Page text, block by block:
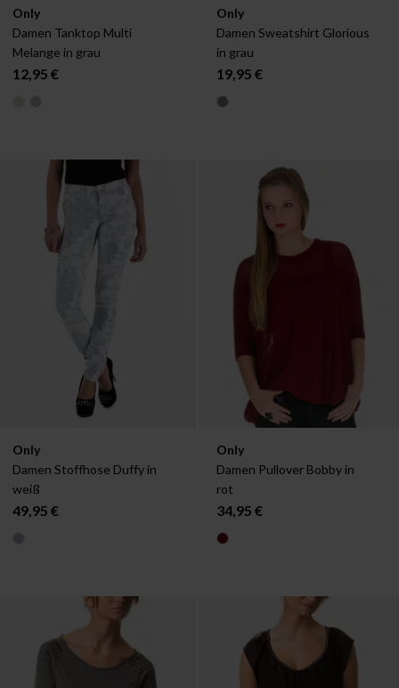
Verfügbar in:
XS
Only
Damen Tanktop Multi
Melange in grau
12,95 €
Verfügbar in:
XS
Only
Damen Sweatshirt Glorious
in grau
19,95 €
Verfügbar in:
XS
Only
Damen Stoffhose Duffy in
weiß
49,95 €
Verfügbar in:
Only
Damen Pullover Bobby in
rot
34,95 €